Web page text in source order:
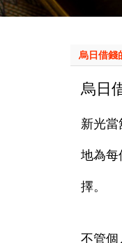
烏日借錢
烏日
新光當
地為每
擇。
不管個